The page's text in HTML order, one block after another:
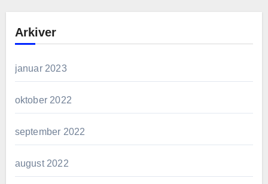
Arkiver
januar 2023
oktober 2022
september 2022
august 2022